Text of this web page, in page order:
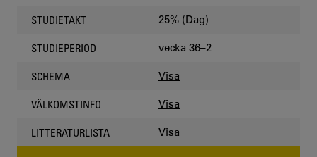
STUDIETAKT 25% (Dag)
STUDIEPERIOD vecka 36–2
SCHEMA Visa
VÄLKOMSTINFO Visa
LITTERATURLISTA Visa